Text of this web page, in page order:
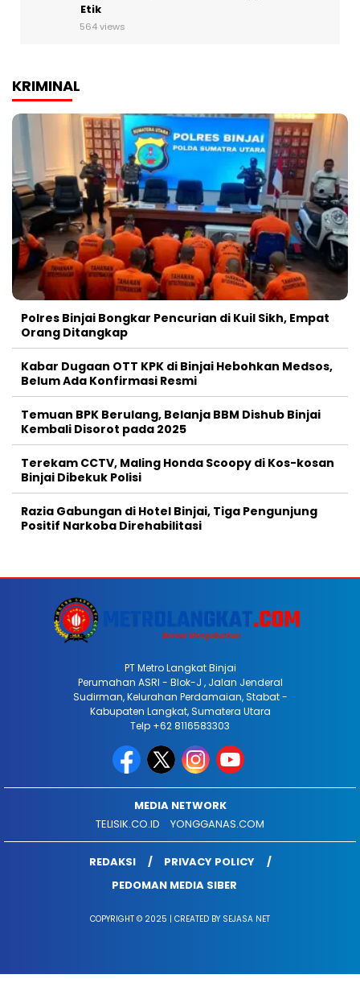
Etik
564 views
KRIMINAL
Polres Binjai Bongkar Pencurian di Kuil Sikh, Empat
Orang Ditangkap
Kabar Dugaan OTT KPK di Binjai Hebohkan Medsos,
Belum Ada Konfirmasi Resmi
Temuan BPK Berulang, Belanja BBM Dishub Binjai
Kembali Disorot pada 2025
Terekam CCTV, Maling Honda Scoopy di Kos-kosan
Binjai Dibekuk Polisi
Razia Gabungan di Hotel Binjai, Tiga Pengunjung
Positif Narkoba Direhabilitasi
PT Metro Langkat Binjai
Perumahan ASRI - Blok-J , Jalan Jenderal
Sudirman, Kelurahan Perdamaian, Stabat -
Kabupaten Langkat, Sumatera Utara
Telp +62 8116583303
MEDIA NETWORK
TELISIK.CO.ID
YONGGANAS.COM
REDAKSI
PRIVACY POLICY
PEDOMAN MEDIA SIBER
COPYRIGHT © 2025 | CREATED BY SEJASA NET